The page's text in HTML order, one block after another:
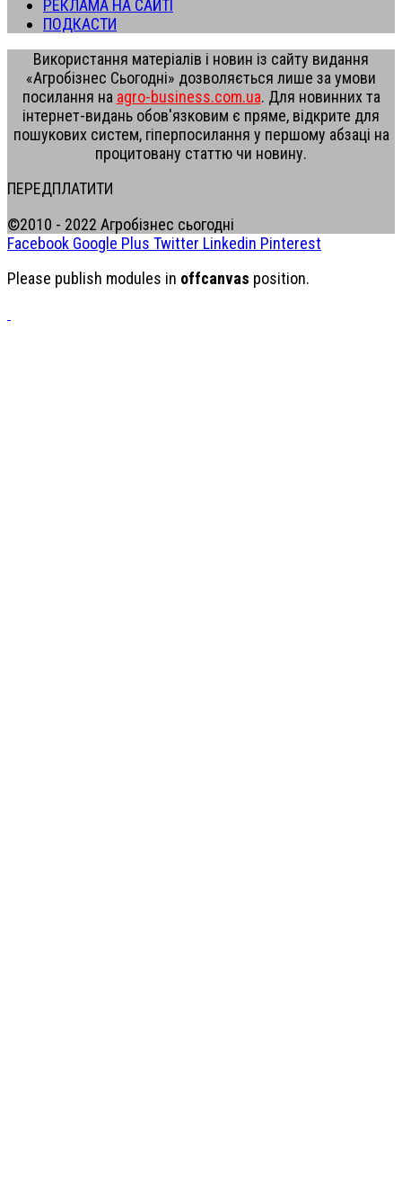
РЕКЛАМА НА САЙТІ
ПОДКАСТИ
Використання матеріалів і новин із сайту видання
«Агробізнес Сьогодні» дозволяється лише за умови
посилання на agro-business.com.ua. Для новинних та
інтернет-видань обов'язковим є пряме, відкрите для
пошукових систем, гіперпосилання у першому абзаці на
процитовану статтю чи новину.
ПЕРЕДПЛАТИТИ
©2010 - 2022 Агробізнес сьогодні
Facebook Google Plus Twitter Linkedin Pinterest
Please publish modules in offcanvas position.